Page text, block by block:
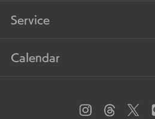
Service
Calendar